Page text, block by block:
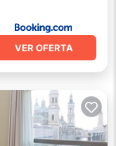
VER OFERTA